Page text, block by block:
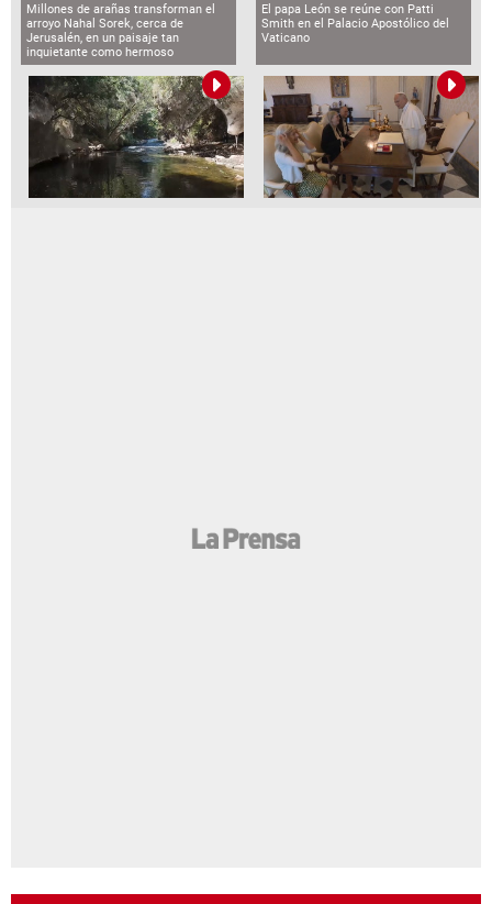
Millones de arañas transforman el
arroyo Nahal Sorek, cerca de
Jerusalén, en un paisaje tan
inquietante como hermoso
El papa León se reúne con Patti
Smith en el Palacio Apostólico del
Vaticano